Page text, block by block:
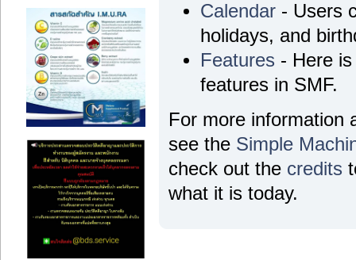
Calendar - Users
holidays, and
Features - Here
features in SMF.
For more information
see the Simple
check out the credits
what it is today.